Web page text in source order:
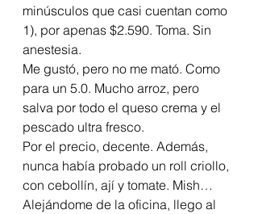
minúsculos que casi cuentan como
1), por apenas $2.590. Toma. Sin
anestesia.
Me gustó, pero no me mató. Como
para un 5.0. Mucho arroz, pero
salva por todo el queso crema y el
pescado ultra fresco.
Por el precio, decente. Además,
nunca había probado un roll criollo,
con cebollín, ají y tomate. Mish…
Alejándome de la oficina, llego al